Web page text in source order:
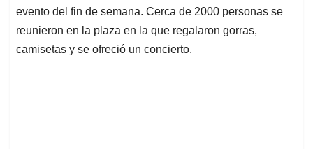
evento del fin de semana. Cerca de 2000 personas se
reunieron en la plaza en la que regalaron gorras,
camisetas y se ofreció un concierto.